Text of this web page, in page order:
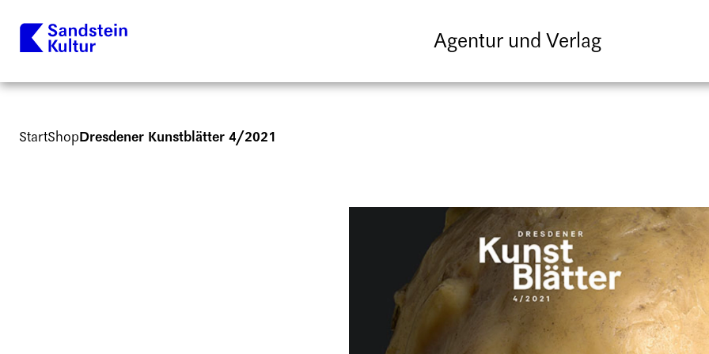
Agentur und Verlag
StartShopDresdener Kunstblätter 4/2021